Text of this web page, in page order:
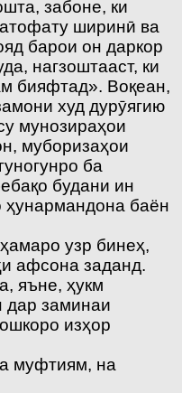
забоне, ки
ширинӣ ва
барои он даркор
нагзоштааст, ки
бияфтад». Воқеан,
худ дурӯягию
мунозираҳои
муборизаҳои
ба
будани ин
баён
узр бинеҳ,
афсона заданд.
яъне, ҳукм
дар заминаи
изҳор
муфтиям, на